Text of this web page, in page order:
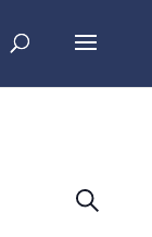
Buscar